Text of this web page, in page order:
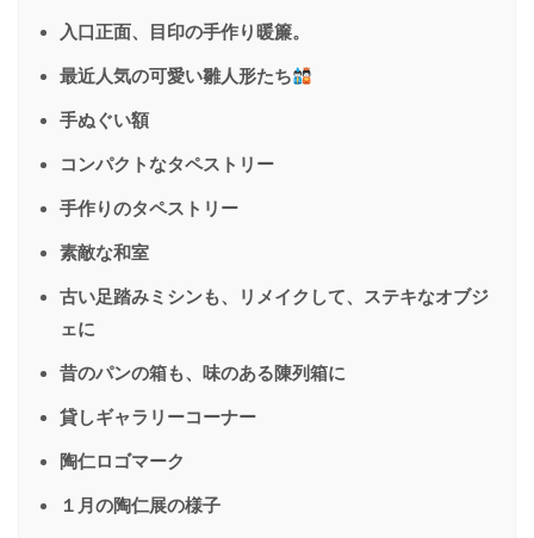
入口正面、目印の手作り暖簾。
最近人気の可愛い雛人形たち
手ぬぐい額
コンパクトなタペストリー
手作りのタペストリー
素敵な和室
古い足踏みミシンも、リメイクして、ステキなオブジ
ェに
昔のパンの箱も、味のある陳列箱に
貸しギャラリーコーナー
陶仁ロゴマーク
１月の陶仁展の様子